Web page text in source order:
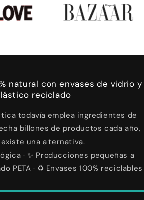
natural con envases de vidrio y
reciclado
todavía emplea ingredientes de
billones de productos cada año,
una alternativa.
· ✨ Producciones pequeñas a
PETA · ♻️ Envases 100% reciclables